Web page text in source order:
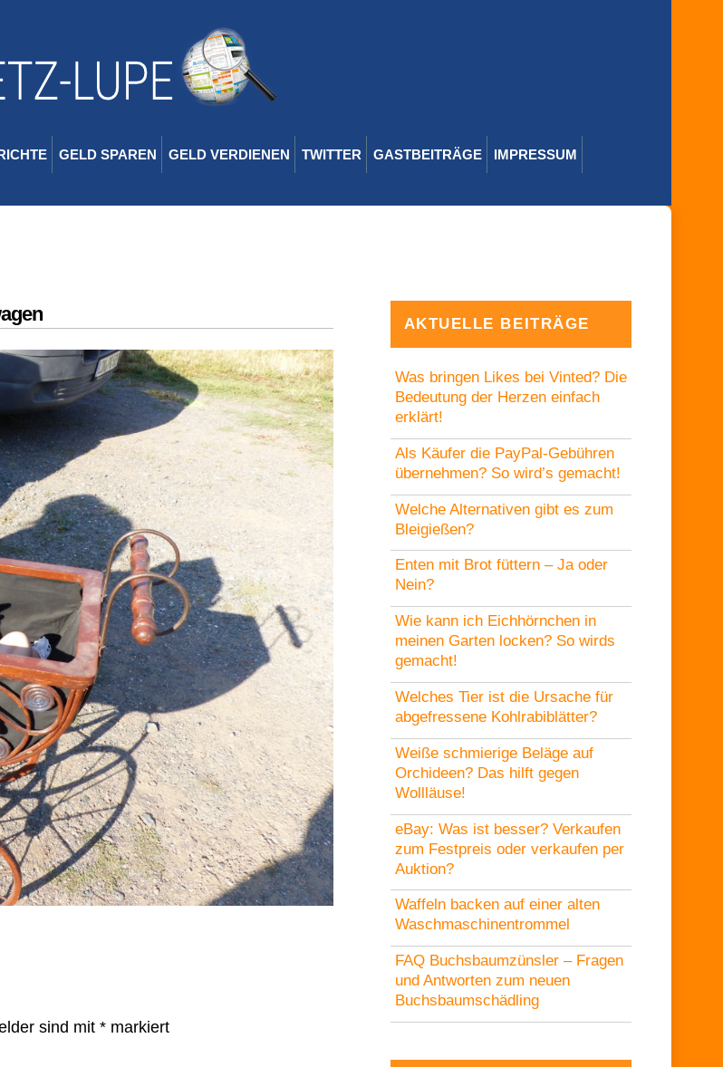
GELD SPAREN GELD VERDIENEN TWITTER GASTBEITRÄGE IMPRESSUM
sind mit *markiert
AKTUELLE BEITRÄGE
Was bringen Likes bei Vinted? Die
Bedeutung der Herzen einfach
erklärt!
Als Käufer die PayPal-Gebühren
übernehmen? So wird’s gemacht!
Welche Alternativen gibt es zum
Bleigießen?
Enten mit Brot füttern – Ja oder
Nein?
Wie kann ich Eichhörnchen in
meinen Garten locken? So wirds
gemacht!
Welches Tier ist die Ursache für
abgefressene Kohlrabiblätter?
Weiße schmierige Beläge auf
Orchideen? Das hilft gegen
Wollläuse!
eBay: Was ist besser? Verkaufen
zum Festpreis oder verkaufen per
Auktion?
Waffeln backen auf einer alten
Waschmaschinentrommel
FAQ Buchsbaumzünsler – Fragen
und Antworten zum neuen
Buchsbaumschädling